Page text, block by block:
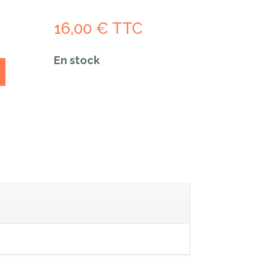
16,00€ TTC
En stock